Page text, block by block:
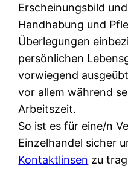
Erscheinungsbild
Handhabung und
Überlegungen
persönlichen
vorwiegend
vor allem während
Arbeitszeit.
So ist es für eine/n
Einzelhandel sicher
Kontaktlinsen zu